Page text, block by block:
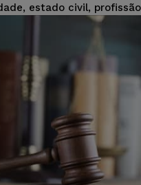
estado civil,